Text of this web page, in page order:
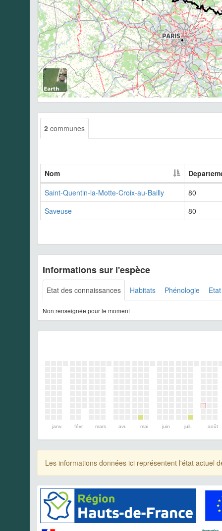
2 communes
Nom
Saint-Quentin-la-Motte-Croix-au-Bailly
80
Saveuse
80
Informations sur l'espèce
Etat des connaissances Habitats Phénologie
Non renseignée pour le moment
janv. févr. mars avr. mai juin juil. août
Les informations données ici représentent l'état actuel